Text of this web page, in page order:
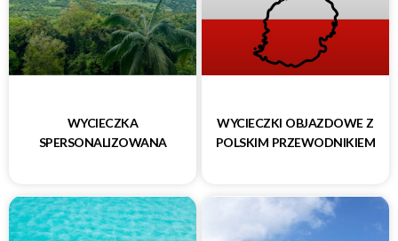
WYCIECZKA
SPERSONALIZOWANA
WYCIECZKI OBJAZDOWE Z
POLSKIM PRZEWODNIKIEM